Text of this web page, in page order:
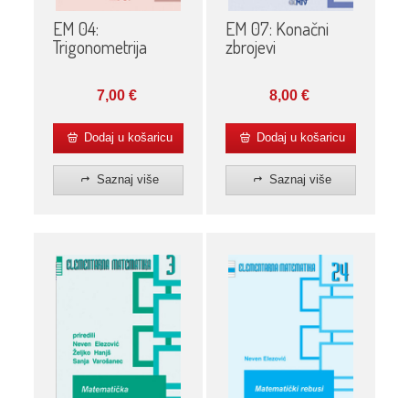
EM 04:
Trigonometrija
7,00 €
Dodaj u košaricu
Saznaj više
EM 07: Konačni
zbrojevi
8,00 €
Dodaj u košaricu
Saznaj više